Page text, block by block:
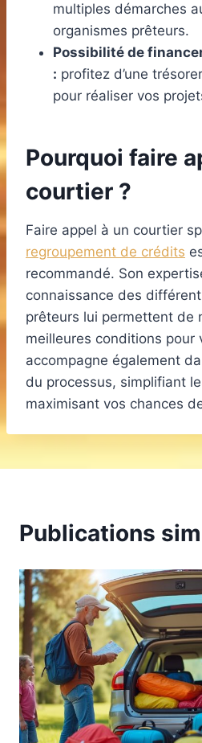
multiples démarches
organismes prêteurs.
Possibilité de
: profitez d’une
pour réaliser vos
Pourquoi faire
courtier ?
Faire appel à un courtier
regroupement de crédits
recommandé. Son
connaissance des
prêteurs lui permettent de
meilleures conditions pour
accompagne également
du processus, simplifiant
maximisant vos chances
Publications